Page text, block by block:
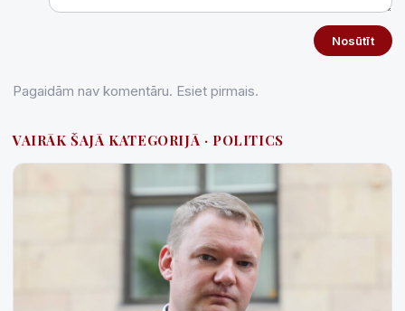
Nosūtīt
Pagaidām nav komentāru. Esiet pirmais.
VAIRĀK ŠAJĀ KATEGORIJĀ · POLITICS